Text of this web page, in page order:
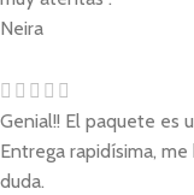
Neira
Genial!! El paquete es
Entrega rapidísima,
duda.